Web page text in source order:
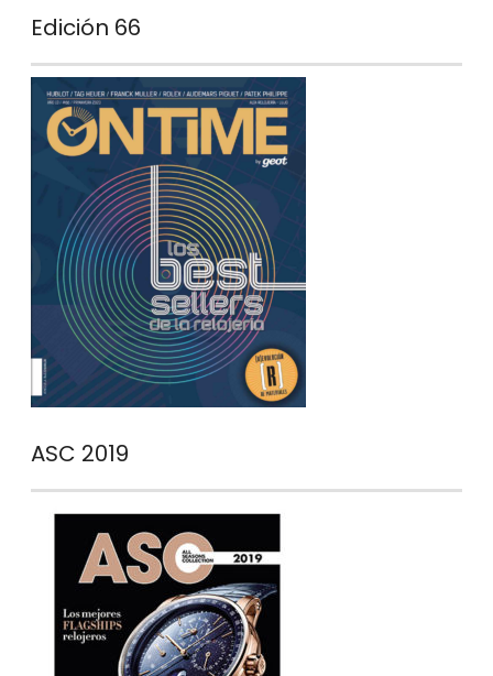
Edición 66
ASC 2019